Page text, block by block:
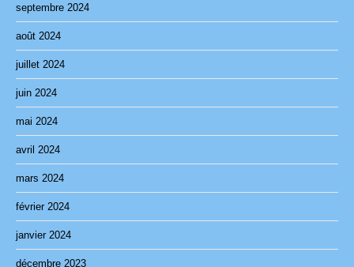
septembre 2024
août 2024
juillet 2024
juin 2024
mai 2024
avril 2024
mars 2024
février 2024
janvier 2024
décembre 2023